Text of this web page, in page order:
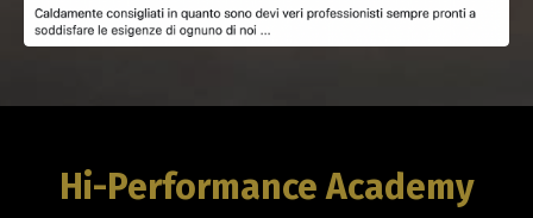
Hi-Performance Academy